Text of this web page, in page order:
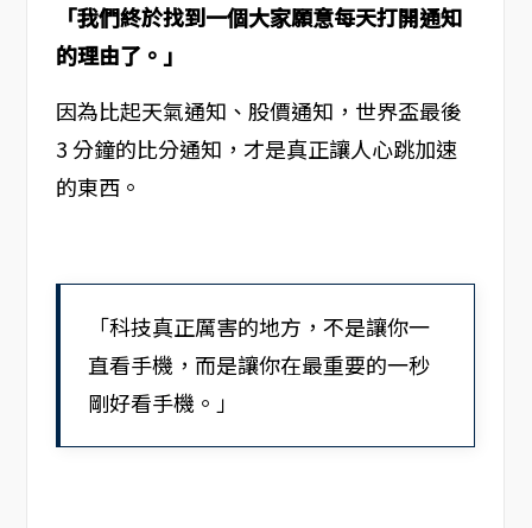
「我們終於找到一個大家願意每天打開通知
的理由了。」
因為比起天氣通知、股價通知，世界盃最後
3 分鐘的比分通知，才是真正讓人心跳加速
的東西。
「科技真正厲害的地方，不是讓你一
直看手機，而是讓你在最重要的一秒
剛好看手機。」